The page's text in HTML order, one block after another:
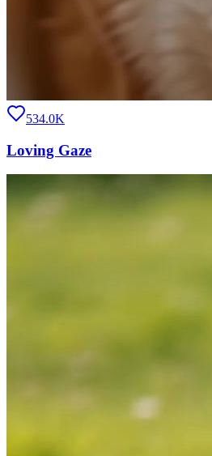
534.0K
Loving Gaze